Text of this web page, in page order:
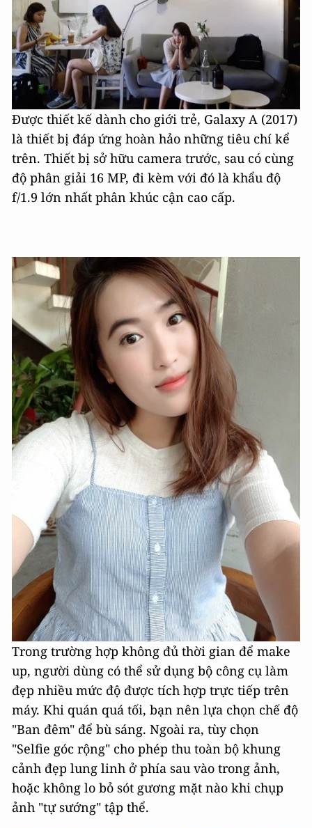
Được thiết kế dành cho giới trẻ, Galaxy A (2017)
là thiết bị đáp ứng hoàn hảo những tiêu chí kể
trên. Thiết bị sở hữu camera trước, sau có cùng
độ phân giải 16 MP, đi kèm với đó là khẩu độ
f/1.9 lớn nhất phân khúc cận cao cấp.
Trong trường hợp không đủ thời gian để make
up, người dùng có thể sử dụng bộ công cụ làm
đẹp nhiều mức độ được tích hợp trực tiếp trên
máy. Khi quán quá tối, bạn nên lựa chọn chế độ
"Ban đêm" để bù sáng. Ngoài ra, tùy chọn
"Selfie góc rộng" cho phép thu toàn bộ khung
cảnh đẹp lung linh ở phía sau vào trong ảnh,
hoặc không lo bỏ sót gương mặt nào khi chụp
ảnh "tự sướng" tập thể.